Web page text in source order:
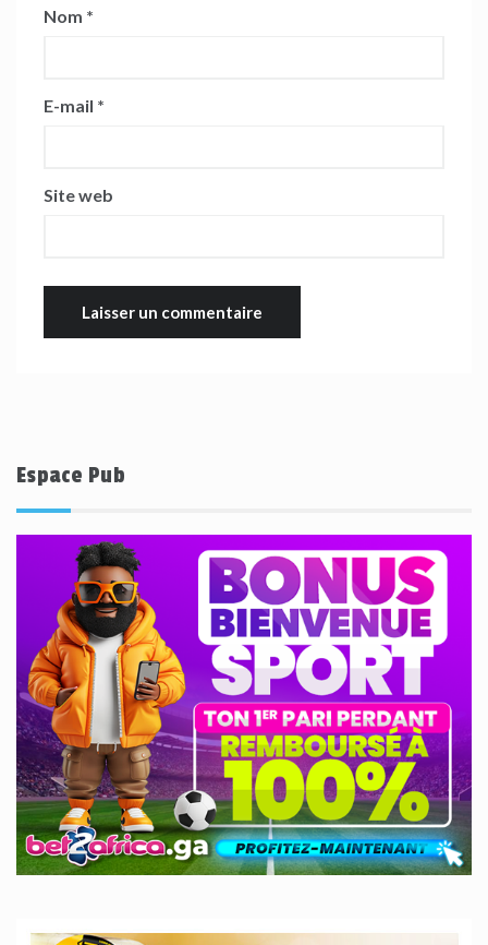
Nom *
E-mail *
Site web
Espace Pub